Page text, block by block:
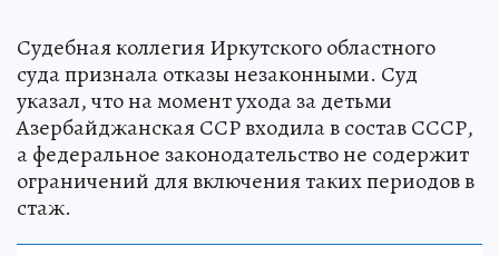
Судебная коллегия Иркутского областного
суда признала отказы незаконными. Суд
указал, что на момент ухода за детьми
Азербайджанская ССР входила в состав СССР,
а федеральное законодательство не содержит
ограничений для включения таких периодов в
стаж.